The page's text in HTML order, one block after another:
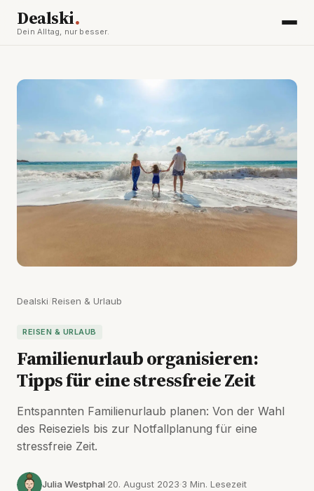
Dealski.
Dein Alltag, nur besser.
Dealski Reisen & Urlaub
REISEN & URLAUB
Familienurlaub organisieren:
Tipps für eine stressfreie Zeit
Entspannten Familienurlaub planen: Von der Wahl
des Reiseziels bis zur Notfallplanung für eine
stressfreie Zeit.
Julia Westphal 20. August 2023 3 Min. Lesezeit